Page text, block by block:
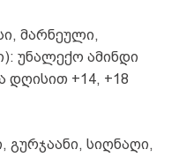
მარნეული,
უნალექო ამინდი
დღისით +14, +18
გურჯაანი, სიღნაღი,